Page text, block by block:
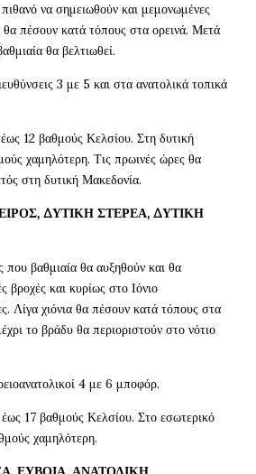
να σημειωθούν και μεμονωμένες
θα πέσουν κατά τόπους στα ορεινά. Μετά
θα βελτιωθεί.
3 με 5 και στα ανατολικά τοπικά
12 βαθμούς Κελσίου. Στη δυτική
χαμηλότερη. Τις πρωινές ώρες θα
στη δυτική Μακεδονία.
ΔΥΤΙΚΗ ΣΤΕΡΕΑ, ΔΥΤΙΚΗ
που βαθμιαία θα αυξηθούν και θα
βροχές και κυρίως στο Ιόνιο
Λίγα χιόνια θα πέσουν κατά τόπους στα
το βράδυ θα περιοριστούν στο νότιο
4 με 6 μποφόρ.
17 βαθμούς Κελσίου. Στο εσωτερικό
χαμηλότερη.